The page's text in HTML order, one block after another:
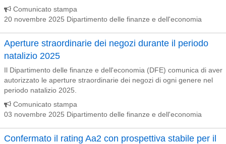
Comunicato stampa
20 novembre 2025 Dipartimento delle finanze e dell'economia
Aperture straordinarie dei negozi durante il periodo
natalizio 2025
Il Dipartimento delle finanze e dell'economia (DFE) comunica di aver
autorizzato le aperture straordinarie dei negozi di ogni genere nel
periodo natalizio 2025.
Comunicato stampa
03 novembre 2025 Dipartimento delle finanze e dell'economia
Confermato il rating Aa2 con prospettiva stabile per il